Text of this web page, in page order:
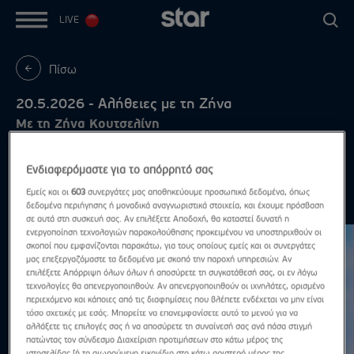
LIVE
Πίσω
20.5.2026 - Αλήθειες με τη Ζήνα
Με τη Ζήνα Κουτσελίνη
Μάιος 2026 Δες τα όλα
Ενδιαφερόμαστε για το απόρρητό σας
Εμείς και οι603 συνεργάτες μας αποθηκεύουμε προσωπικά δεδομένα, όπως
δεδομένα περιήγησης ή μοναδικά αναγνωριστικά στοιχεία, και έχουμε πρόσβαση
σε αυτά στη συσκευή σας. Αν επιλέξετε Αποδοχή, θα καταστεί δυνατή η
ενεργοποίηση τεχνολογιών παρακολούθησης προκειμένου να υποστηριχθούν οι
σκοποί που εμφανίζονται παρακάτω, για τους οποίους εμείς και οι συνεργάτες
μας επεξεργαζόμαστε τα δεδομένα με σκοπό την παροχή υπηρεσιών. Αν
επιλέξετε Απόρριψη όλων όλων ή αποσύρετε τη συγκατάθεσή σας, οι εν λόγω
τεχνολογίες θα απενεργοποιηθούν. Αν απενεργοποιηθούν οι ιχνηλάτες, ορισμένο
περιεχόμενο και κάποιες από τις διαφημίσεις που βλέπετε ενδέχεται να μην είναι
τόσο σχετικές με εσάς. Μπορείτε να επανεμφανίσετε αυτό το μενού για να
αλλάξετε τις επιλογές σας ή να αποσύρετε τη συναίνεσή σας ανά πάσα στιγμή
πατώντας τον σύνδεσμο Διαχείριση προτιμήσεων στο κάτω μέρος της